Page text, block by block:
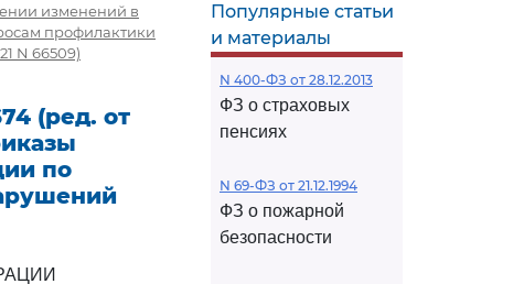
изменений в
профилактики
N 66509)
(ред. от
по
Популярные статьи
и материалы
N 400-ФЗ от 28.12.2013
ФЗ о страховых
пенсиях
N 69-ФЗ от 21.12.1994
ФЗ о пожарной
безопасности